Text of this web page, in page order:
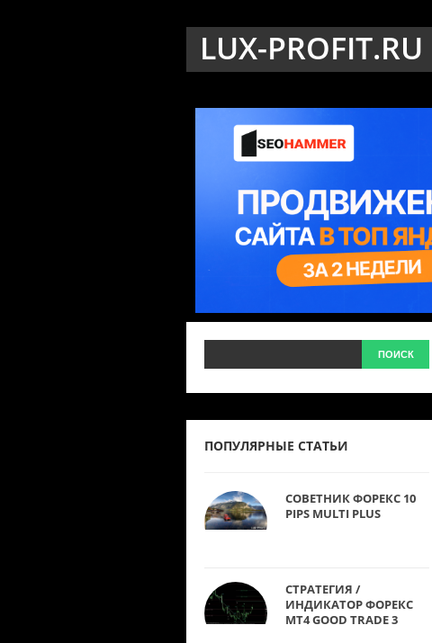
LUX-PROFIT.RU
ПОПУЛЯРНЫЕ СТАТЬИ
СОВЕТНИК ФОРЕКС 10
PIPS MULTI PLUS
СТРАТЕГИЯ /
ИНДИКАТОР ФОРЕКС
MT4 GOOD TRADE 3